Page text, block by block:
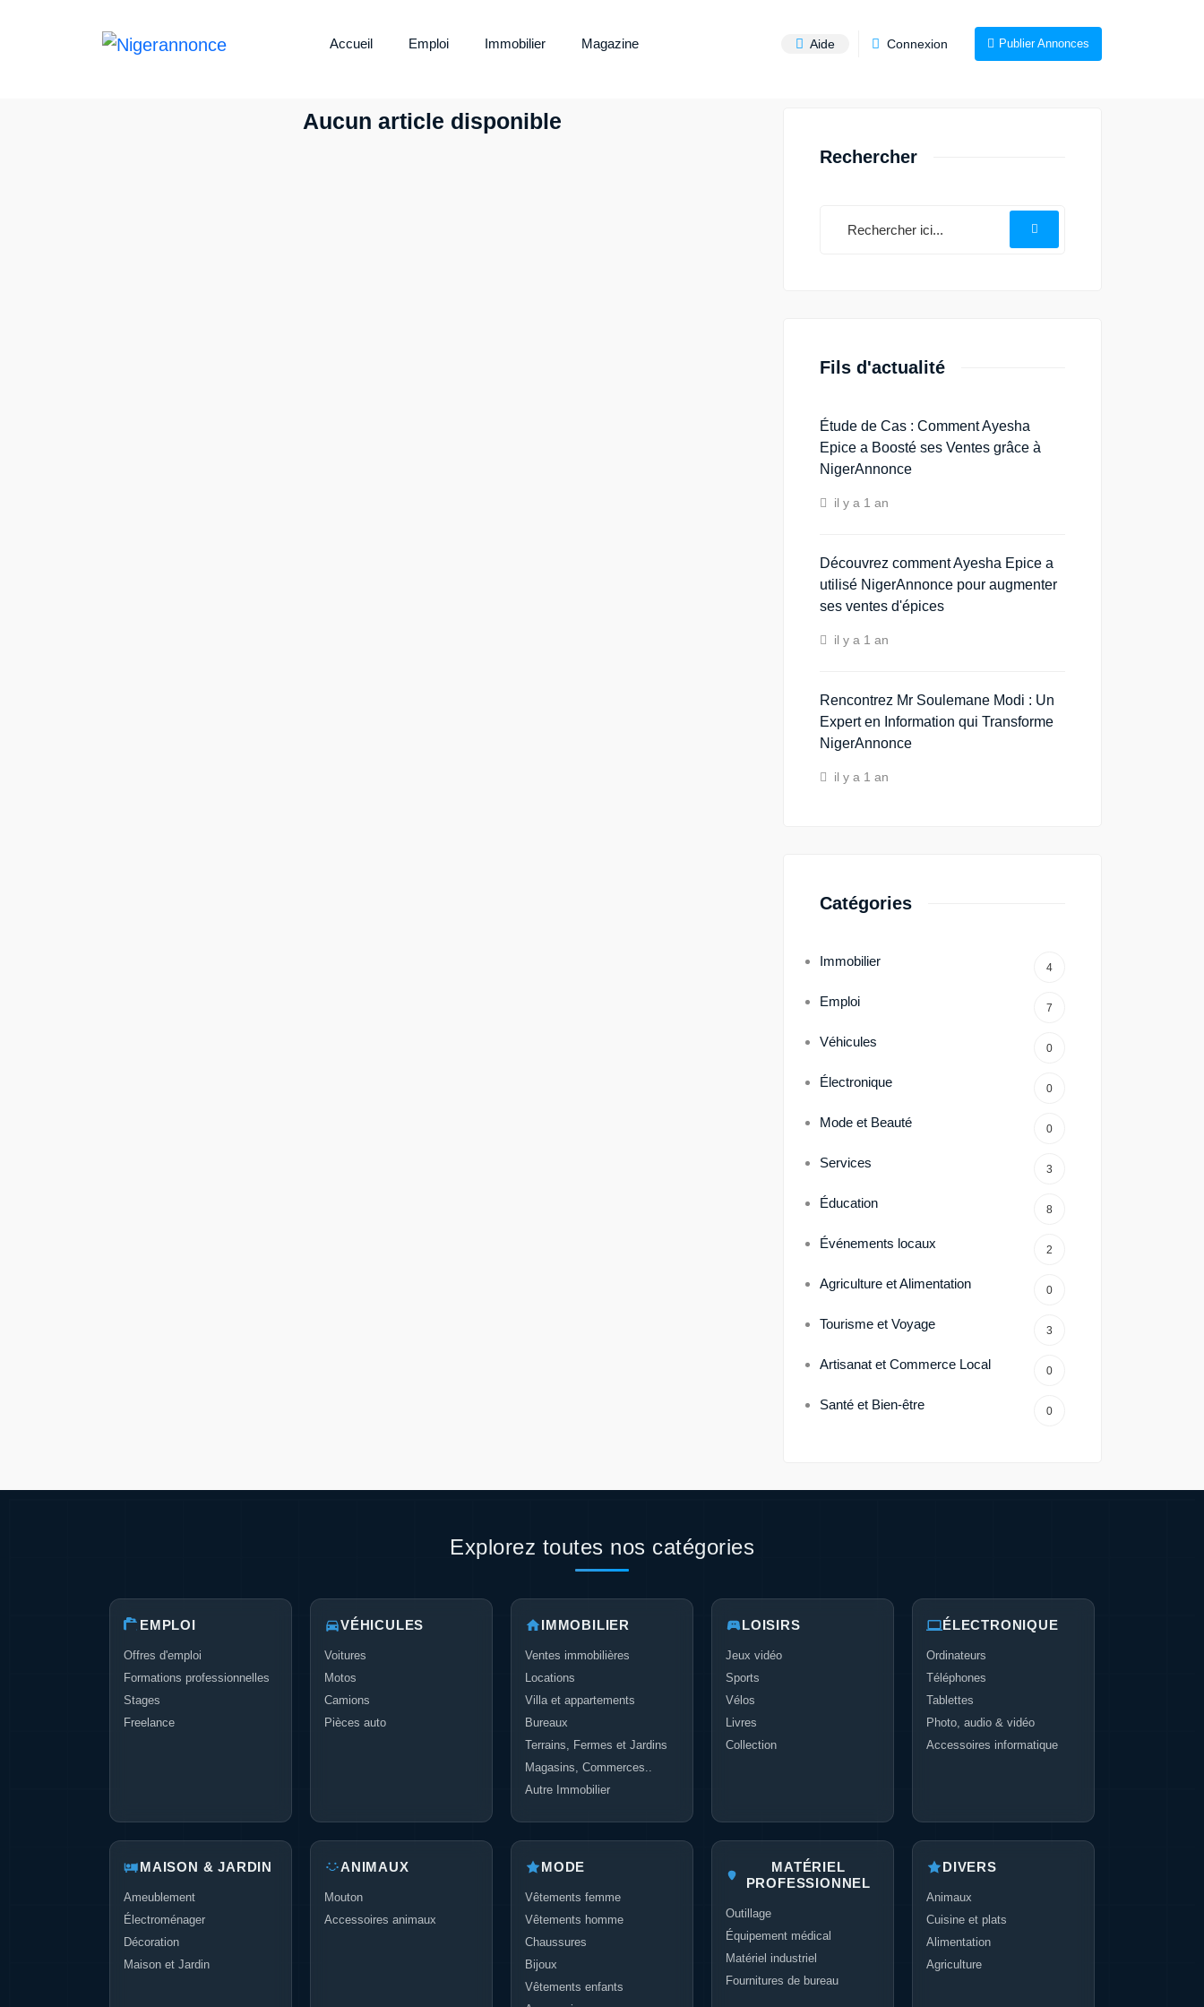
Accueil Emploi Immobilier Magazine Aide Connexion Publier Annonces
Aucun article disponible
Rechercher
Fils d'actualité
Étude de Cas : Comment Ayesha
Epice a Boosté ses Ventes grâce à
NigerAnnonce
il y a 1 an
Découvrez comment Ayesha Epice a
utilisé NigerAnnonce pour augmenter
ses ventes d'épices
il y a 1 an
Rencontrez Mr Soulemane Modi : Un
Expert en Information qui Transforme
NigerAnnonce
il y a 1 an
Catégories
Immobilier 4
Emploi 7
Véhicules 0
Électronique 0
Mode et Beauté 0
Services 3
Éducation 8
Événements locaux 2
Agriculture et Alimentation 0
Tourisme et Voyage 3
Artisanat et Commerce Local 0
Santé et Bien-être 0
Explorez toutes nos catégories
EMPLOI
Offres d'emploi
Formations professionnelles
Stages
Freelance
VÉHICULES
Voitures
Motos
Camions
Pièces auto
IMMOBILIER
Ventes immobilières
Locations
Villa et appartements
Bureaux
Terrains, Fermes et Jardins
Magasins, Commerces..
Autre Immobilier
LOISIRS
Jeux vidéo
Sports
Vélos
Livres
Collection
ÉLECTRONIQUE
Ordinateurs
Téléphones
Tablettes
Photo, audio & vidéo
Accessoires informatique
MAISON & JARDIN
Ameublement
Électroménager
Décoration
Maison et Jardin
ANIMAUX
Mouton
Accessoires animaux
MODE
Vêtements femme
Vêtements homme
Chaussures
Bijoux
Vêtements enfants
MATÉRIEL
PROFESSIONNEL
Outillage
Équipement médical
Matériel industriel
Fournitures de bureau
DIVERS
Animaux
Cuisine et plats
Alimentation
Agriculture